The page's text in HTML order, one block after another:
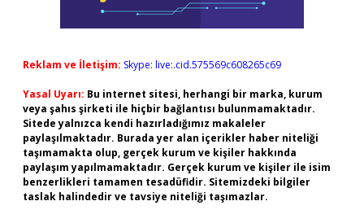
Reklam ve İletişim: Skype: live:.cid.575569c608265c69
Yasal Uyarı: Bu internet sitesi, herhangi bir marka, kurum
veya şahıs şirketi ile hiçbir bağlantısı bulunmamaktadır.
Sitede yalnızca kendi hazırladığımız makaleler
paylaşılmaktadır. Burada yer alan içerikler haber niteliği
taşımamakta olup, gerçek kurum ve kişiler hakkında
paylaşım yapılmamaktadır. Gerçek kurum ve kişiler ile isim
benzerlikleri tamamen tesadüfidir. Sitemizdeki bilgiler
taslak halindedir ve tavsiye niteliği taşımazlar.